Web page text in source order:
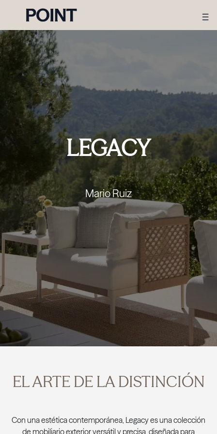
LEGACY
Mario Ruiz
EL ARTE DE LA DISTINCIÓN
Con una estética contemporánea, Legacy es una colección
de mobiliario exterior versátil y precisa, diseñada para